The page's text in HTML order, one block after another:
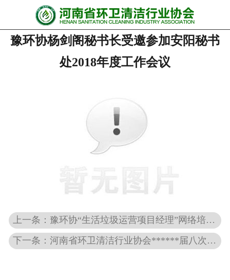
网站首页
协会动态
行业资讯
关于协会
联系我们
豫环协杨剑阁秘书长受邀参加安阳秘书
处2018年度工作会议
上一条：豫环协“生活垃圾运营项目经理”网络培训班圆满完成
下一条：河南省环卫清洁行业协会******届八次（林州）会议胜利召开